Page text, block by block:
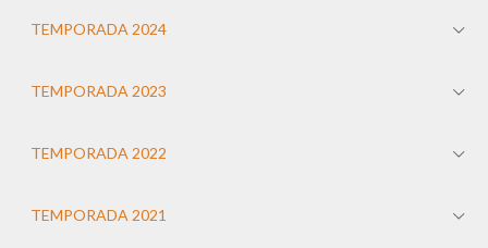
TEMPORADA 2024
TEMPORADA 2023
TEMPORADA 2022
TEMPORADA 2021